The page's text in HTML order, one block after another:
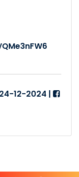
03-2024
04-03-2024
24-12-2024 |